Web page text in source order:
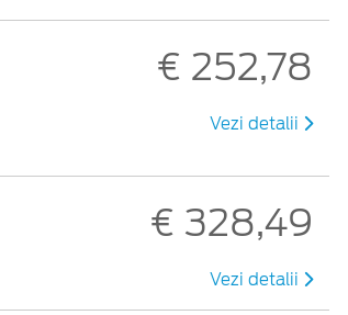
€ 252,78
Vezi detalii
€ 328,49
Vezi detalii